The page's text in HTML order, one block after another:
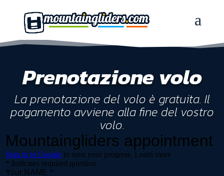
Prenotazione volo
La prenotazione del volo è gratuita. Il
pagamento avviene alla fine del vostro
volo.